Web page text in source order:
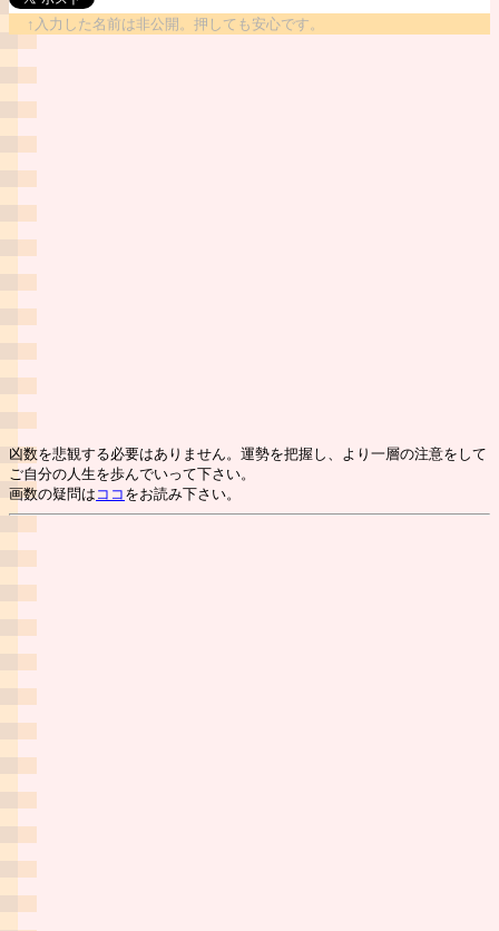
↑入力した名前は非公開。押しても安心です。
凶数を悲観する必要はありません。運勢を把握し、より一層の注意をして
ご自分の人生を歩んでいって下さい。
画数の疑問は ココ をお読み下さい。